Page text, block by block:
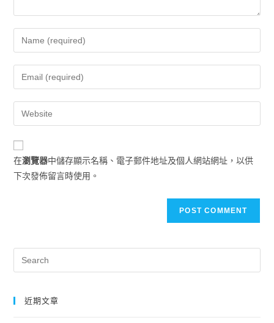
在瀏覽器中儲存顯示名稱、電子郵件地址及個人網站網址，以供
下次發佈留言時使用。
近期文章